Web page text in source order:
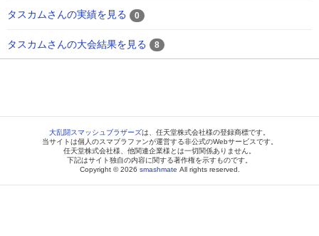
タスカムさんの実績を見る 0
タスカムさんの大会結果を見る 8
大乱闘スマッシュブラザーズは、任天堂株式会社様の登録商標です。
当サイトは個人のスマブラファンが運営する非公式のWebサービスです。
任天堂株式会社様、他関連企業様とは一切関係ありません。
下記はサイト独自の内容に関する著作権を示すものです。
Copyright © 2026 smashmate All rights reserved.